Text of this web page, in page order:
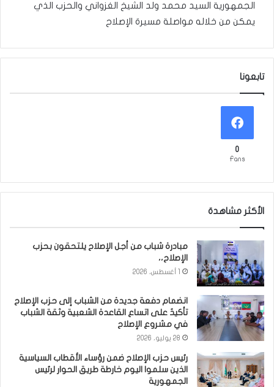
الجمهورية السيد محمد ولد الشيخ الغزواني والحزب الذي
يمكن من خلاله مواصلة مسيرة الإصلاح
تابعونا
0
Fans
الأكثر مشاهدة
مبادرة شباب من أجل الإصلاح يلتحقون بحزب
الإصلاح،،
انضمام دفعة جديدة من الشباب إلى حزب الإصلاح
تأكيدٌ على اتساع القاعدة الشعبية وثقة الشباب
في مشروع الإصلاح
28 يوليو، 2026
رئيس حزب الإصلاح ضمن رؤساء الأقطاب السياسية
الذين سلموا اليوم خارطة طريق الحوار لرئيس
الجمهورية